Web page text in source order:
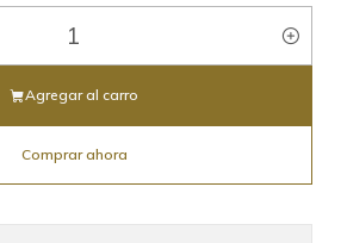
Agregar al carro
Comprar ahora